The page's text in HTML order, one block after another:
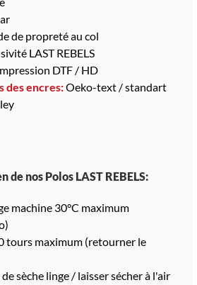
de propreté au col
LAST REBELS
DTF / HD
des encres:Oeko-text / standart
de nos Polos LAST REBELS:
machine 30°C maximum
tours maximum (retourner le
de sèche linge / laisser sécher à l'air